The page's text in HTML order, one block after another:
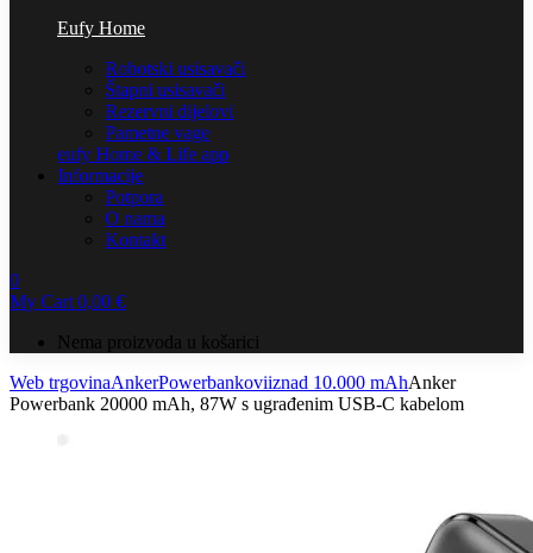
Eufy Home
Robotski usisavači
Štapni usisavači
Rezervni dijelovi
Pametne vage
eufy Home & Life app
Informacije
Potpora
O nama
Kontakt
0
My Cart0,00 €
Nema proizvoda u košarici
Web trgovinaAnkerPowerbankoviiznad 10.000 mAhAnker
Powerbank 20000 mAh, 87W s ugrađenim USB-C kabelom